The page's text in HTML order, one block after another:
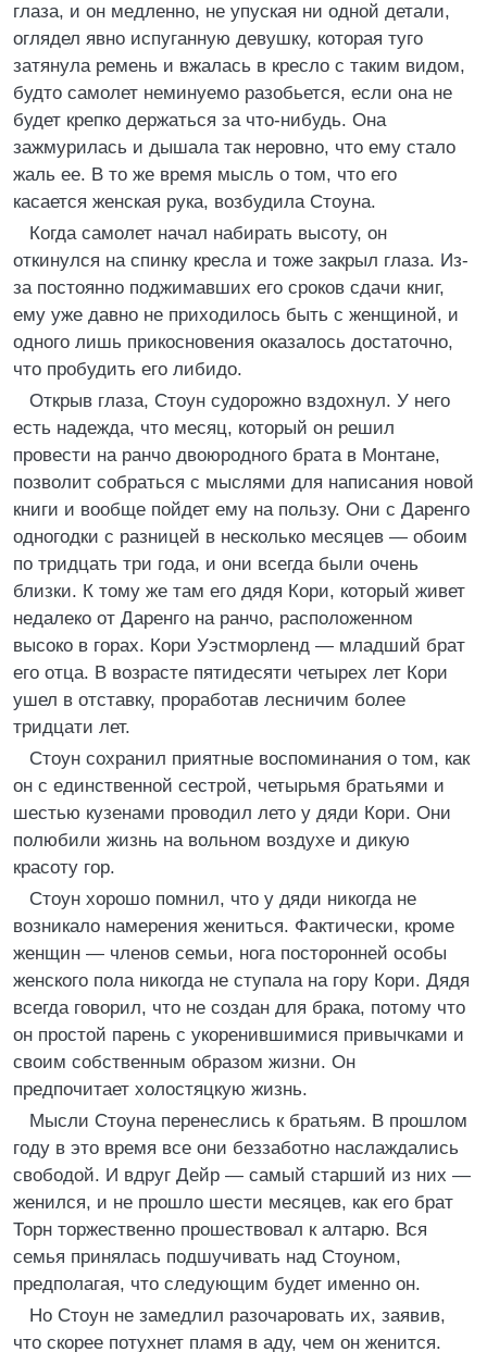
глаза, и он медленно, не упуская ни одной детали,
оглядел явно испуганную девушку, которая туго
затянула ремень и вжалась в кресло с таким видом,
будто самолет неминуемо разобьется, если она не
будет крепко держаться за что-нибудь. Она
зажмурилась и дышала так неровно, что ему стало
жаль ее. В то же время мысль о том, что его
касается женская рука, возбудила Стоуна.
Когда самолет начал набирать высоту, он
откинулся на спинку кресла и тоже закрыл глаза. Из-
за постоянно поджимавших его сроков сдачи книг,
ему уже давно не приходилось быть с женщиной, и
одного лишь прикосновения оказалось достаточно,
что пробудить его либидо.
Открыв глаза, Стоун судорожно вздохнул. У него
есть надежда, что месяц, который он решил
провести на ранчо двоюродного брата в Монтане,
позволит собраться с мыслями для написания новой
книги и вообще пойдет ему на пользу. Они с Даренго
одногодки с разницей в несколько месяцев — обоим
по тридцать три года, и они всегда были очень
близки. К тому же там его дядя Кори, который живет
недалеко от Даренго на ранчо, расположенном
высоко в горах. Кори Уэстморленд — младший брат
его отца. В возрасте пятидесяти четырех лет Кори
ушел в отставку, проработав лесничим более
тридцати лет.
Стоун сохранил приятные воспоминания о том, как
он с единственной сестрой, четырьмя братьями и
шестью кузенами проводил лето у дяди Кори. Они
полюбили жизнь на вольном воздухе и дикую
красоту гор.
Стоун хорошо помнил, что у дяди никогда не
возникало намерения жениться. Фактически, кроме
женщин — членов семьи, нога посторонней особы
женского пола никогда не ступала на гору Кори. Дядя
всегда говорил, что не создан для брака, потому что
он простой парень с укоренившимися привычками и
своим собственным образом жизни. Он
предпочитает холостяцкую жизнь.
Мысли Стоуна перенеслись к братьям. В прошлом
году в это время все они беззаботно наслаждались
свободой. И вдруг Дейр — самый старший из них —
женился, и не прошло шести месяцев, как его брат
Торн торжественно прошествовал к алтарю. Вся
семья принялась подшучивать над Стоуном,
предполагая, что следующим будет именно он.
Но Стоун не замедлил разочаровать их, заявив,
что скорее потухнет пламя в аду, чем он женится.